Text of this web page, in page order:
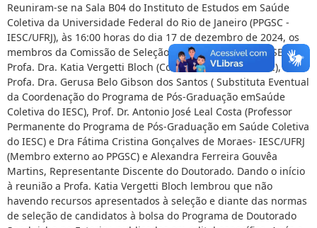
Reuniram-se na Sala B04 do Instituto de Estudos em Saúde
Coletiva da Universidade Federal do Rio de Janeiro (PPGSC -
IESC/UFRJ), às 16:00 horas do dia 17 de dezembro de 2024, os
membros da Comissão de Seleção PPGSC IESC/UFRJ– PDSE:
Profa. Dra. Katia Vergetti Bloch (Coordenadora do PPGSC),
Profa. Dra. Gerusa Belo Gibson dos Santos ( Substituta Eventual
da Coordenação do Programa de Pós-Graduação emSaúde
Coletiva do IESC), Prof. Dr. Antonio José Leal Costa (Professor
Permanente do Programa de Pós-Graduação em Saúde Coletiva
do IESC) e Dra Fátima Cristina Gonçalves de Moraes- IESC/UFRJ
(Membro externo ao PPGSC) e Alexandra Ferreira Gouvêa
Martins, Representante Discente do Doutorado. Dando o início
à reunião a Profa. Katia Vergetti Bloch lembrou que não
havendo recursos apresentados à seleção e diante das normas
de seleção de candidatos à bolsa do Programa de Doutorado